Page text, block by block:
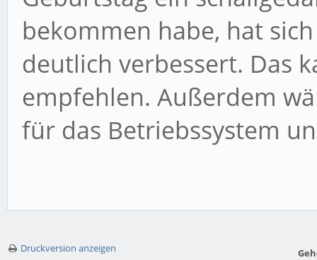
bekommen habe, hat
deutlich verbessert. Das
empfehlen. Außerdem
für das Betriebssystem
Druckversion anzeigen